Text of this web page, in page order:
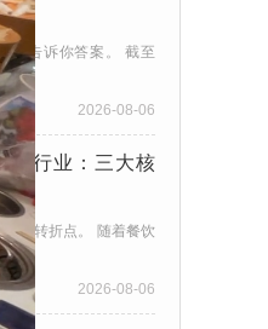
会告诉你答案。 截至
...
2026-08-06
备行业：三大核
变革转折点。 随着餐饮
...
2026-08-06